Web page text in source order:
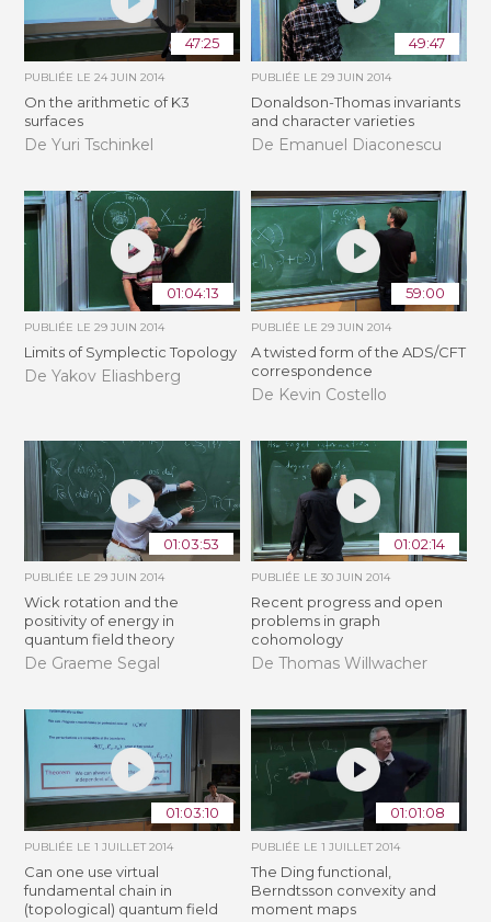
47:25
PUBLIÉE LE24 JUIN 2014
On the arithmetic of K3
surfaces
De Yuri Tschinkel
49:47
PUBLIÉE LE 29 JUIN 2014
Donaldson-Thomas invariants
and character varieties
De Emanuel Diaconescu
01:04:13
PUBLIÉE LE29 JUIN 2014
Limits of Symplectic Topology
De Yakov Eliashberg
59:00
PUBLIÉE LE 29 JUIN 2014
A twisted form of the ADS/CFT
correspondence
De Kevin Costello
01:03:53
PUBLIÉE LE29 JUIN 2014
Wick rotation and the
positivity of energy in
quantum field theory
De Graeme Segal
01:02:14
PUBLIÉE LE 30 JUIN 2014
Recent progress and open
problems in graph
cohomology
De Thomas Willwacher
01:03:10
PUBLIÉE LE1 JUILLET 2014
Can one use virtual
fundamental chain in
(topological) quantum field
01:01:08
PUBLIÉE LE 1 JUILLET 2014
The Ding functional,
Berndtsson convexity and
moment maps